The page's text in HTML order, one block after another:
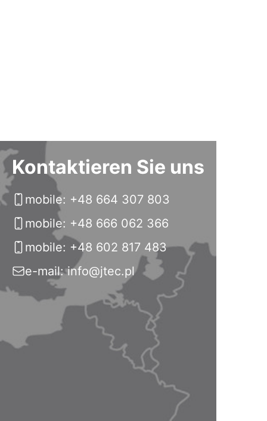
Kontaktieren Sie uns
mobile: +48 664 307 803
mobile: +48 666 062 366
mobile: +48 602 817 483
e-mail: info@jtec.pl